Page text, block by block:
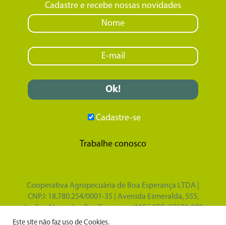
Cadastre e recebe nossas novidades
Cadastre-se
Trabalhe conosco
Cooperativa Agropecuária de Boa Esperança LTDA |
CNPJ: 18.780.254/0001-35 | Avenida Esmeralda, 555,
Jardim Alvorada - Boa Esperança/MG | CEP: 37170-000
Design porTupã Comunicação e Marketing
Este site não faz uso de Cookies.